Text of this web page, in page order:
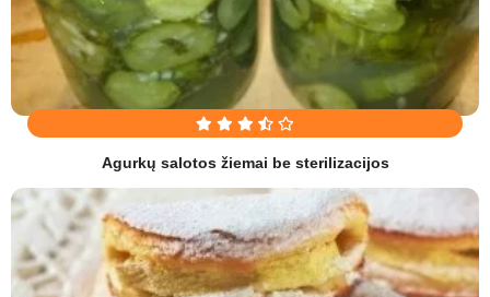
Agurkų salotos žiemai be sterilizacijos